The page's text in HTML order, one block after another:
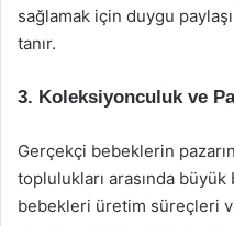
sağlamak için duygu
tanır.
3. Koleksiyonculuk ve
Gerçekçi bebeklerin
toplulukları arasında
bebekleri üretim süreçleri